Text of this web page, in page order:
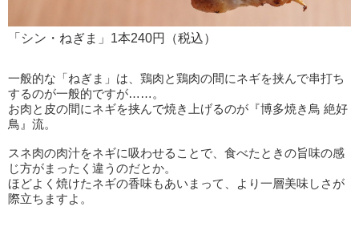
「シン・ねぎま」1本240円（税込）
一般的な「ねぎま」は、鶏肉と鶏肉の間にネギを挟んで串打ち
するのが一般的ですが……。
お肉と皮の間にネギを挟んで焼き上げるのが『博多焼き鳥 絶好
鳥』流。
スネ肉の肉汁をネギに吸わせることで、食べたときの旨味の感
じ方がまったく違うのだとか。
ほどよく焼けたネギの香味もあいまって、より一層美味しさが
際立ちますよ。